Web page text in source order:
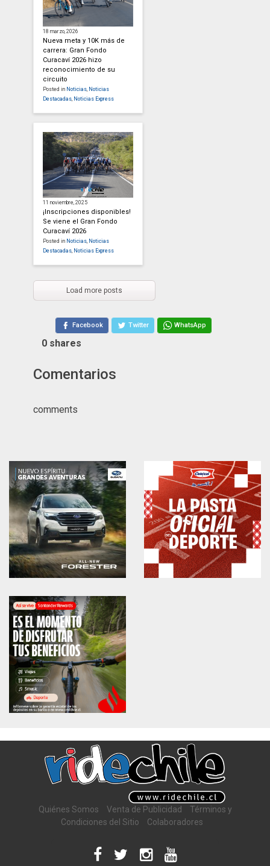
18 marzo, 2026
Nueva meta y 10K más de
carrera: Gran Fondo
Curacaví 2026 hizo
reconocimiento de su
circuito
Posted in Noticias, Noticias
Destacadas, Noticias Express
11 noviembre, 2025
¡Inscripciones disponibles!
Se viene el Gran Fondo
Curacaví 2026
Posted in Noticias, Noticias
Destacadas, Noticias Express
Load more posts
Facebook Twitter WhatsApp
0 shares
Comentarios
comments
Quiénes Somos Venta de Publicidad
Términos y
Condiciones del Sitio
Colaboradores